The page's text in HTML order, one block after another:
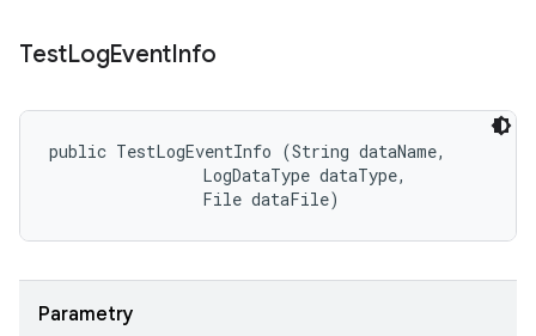
TestLogEventInfo
public TestLogEventInfo (String dataName,
                LogDataType dataType,
                File dataFile)
Parametry